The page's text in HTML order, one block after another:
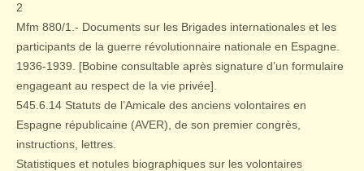
2
Mfm 880/1.- Documents sur les Brigades internationales et les
participants de la guerre révolutionnaire nationale en Espagne.
1936-1939. [Bobine consultable après signature d’un formulaire
engageant au respect de la vie privée].
545.6.14 Statuts de l’Amicale des anciens volontaires en
Espagne républicaine (AVER), de son premier congrès,
instructions, lettres.
Statistiques et notules biographiques sur les volontaires